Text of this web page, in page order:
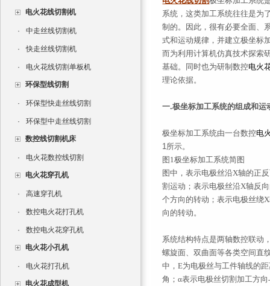
电火花线切割机
· 中走丝线切割机
· 快走丝线切割机
· 电火花线切割单板机
环保型线切割
· 环保型快走丝线切割
· 环保型中走丝线切割
数控线切割机床
· 电火花数控线切割
电火花穿孔机
· 高速穿孔机
· 数控电火花打孔机
· 数控电火花穿孔机
电火花小孔机
· 电火花打孔机
电火花成型机
系统，这类加工系统往往是为
制的。因此，很有必要全面、
式和运动规律，并建立极坐标
而为利用计算机仿真技术探索
基础。同时也为研制数控电火
理论依据。
一.极坐标加工系统的组成和运
极坐标加工系统由一台数控电
1所示。
图1极坐标加工系统简图
图中，表示电极丝沿X轴的正
割运动；表示电极丝沿X轴反
个方向的转动；表示电极丝绕
向的转动。
系统结构特点是两轴数控联动
螺旋面、双曲面等各类空间直
中，E为电极丝与工件轴线的
角；α表示电极丝切割加工方